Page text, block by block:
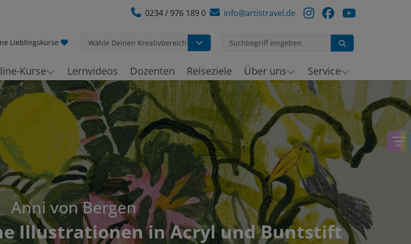
0234 / 976 189 0 info@artistravel.de
Lieblingskurse Wähle Deinen Kreativbereich
Kurse Lernvideos Dozenten Reiseziele Über uns Service
Anni von Bergen
Illustrationen in Acryl und Buntstift